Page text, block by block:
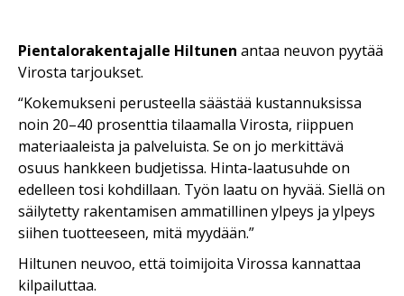
Pientalorakentajalle Hiltunen antaa neuvon pyytää
Virosta tarjoukset.
“Kokemukseni perusteella säästää kustannuksissa
noin 20–40 prosenttia tilaamalla Virosta, riippuen
materiaaleista ja palveluista. Se on jo merkittävä
osuus hankkeen budjetissa. Hinta-laatusuhde on
edelleen tosi kohdillaan. Työn laatu on hyvää. Siellä on
säilytetty rakentamisen ammatillinen ylpeys ja ylpeys
siihen tuotteeseen, mitä myydään.”
Hiltunen neuvoo, että toimijoita Virossa kannattaa
kilpailuttaa.